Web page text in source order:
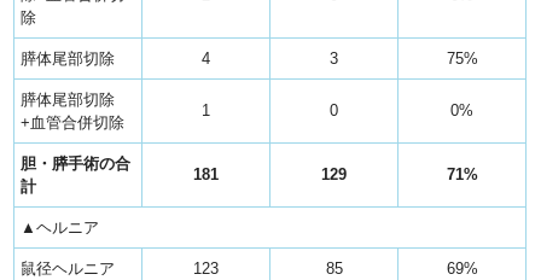
除
膵体尾部切除 4 3 75%
膵体尾部切除
+血管合併切除
1 0 0%
胆・膵手術の合
計
181 129 71%
▲ヘルニア
鼠径ヘルニア 123 85 69%